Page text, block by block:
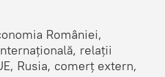
României,
relații
Rusia, comerț extern,